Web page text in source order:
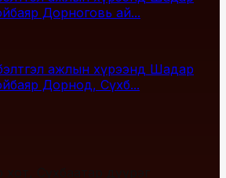
Дорноговь ай...
ажлын хүрээнд Шадар
Дорнод, Сүхб...